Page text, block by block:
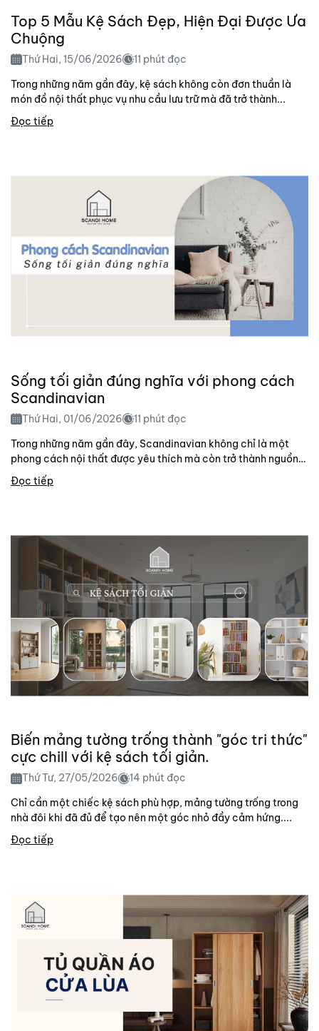
Top 5 Mẫu Kệ Sách Đẹp, Hiện Đại Được Ưa
Chuộng
Thứ Hai, 15/06/2026
11 phút đọc
Trong những năm gần đây, kệ sách không còn đơn thuần là
món đồ nội thất phục vụ nhu cầu lưu trữ mà đã trở thành...
Đọc tiếp
Sống tối giản đúng nghĩa với phong cách
Scandinavian
Thứ Hai, 01/06/2026
11 phút đọc
Trong những năm gần đây, Scandinavian không chỉ là một
phong cách nội thất được yêu thích mà còn trở thành nguồn
cảm hứng cho lối...
Đọc tiếp
Biến mảng tường trống thành "góc tri thức"
cực chill với kệ sách tối giản.
Thứ Tư, 27/05/2026
14 phút đọc
Chỉ cần một chiếc kệ sách phù hợp, mảng tường trống trong
nhà đôi khi đã đủ để tạo nên một góc nhỏ đầy cảm hứng....
Đọc tiếp